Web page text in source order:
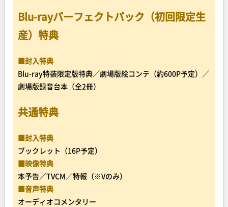
Blu-rayパーフェクトパック（初回限定生
産）特典
■封入特典
Blu-ray特装限定版特典／劇場版絵コンテ（約600P予定）／
劇場版録音台本（全2冊）
共通特典
■封入特典
ブックレット（16P予定）
■映像特典
本予告／TVCM／特報（※Vのみ）
■音声特典
オーディオコメンタリー